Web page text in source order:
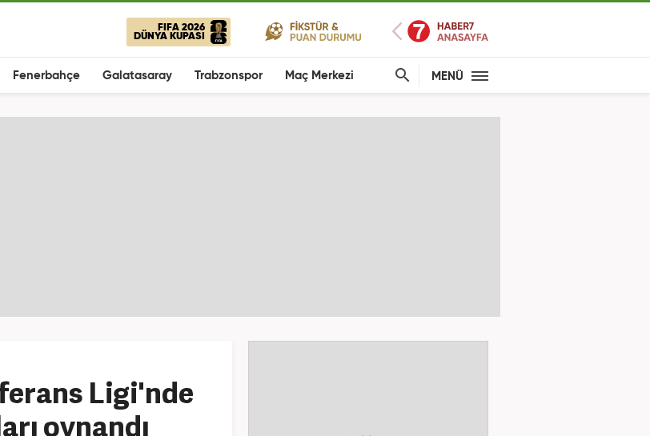
FIFA 2026
DÜNYA KUPASI
Fenerbahçe Galatasaray Trabzonspor Maç Merkezi MENÜ
Ligi'nde
oynandı